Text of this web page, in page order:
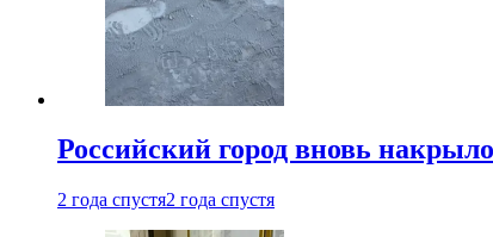
Российский город вновь
2 года спустя2 года спустя